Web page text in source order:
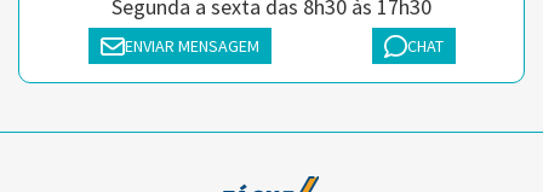
Segunda a sexta das 8h30 às 17h30
ENVIAR MENSAGEM CHAT